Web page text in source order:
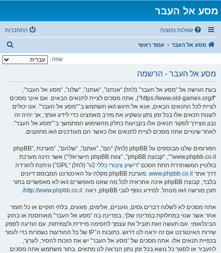
מסע אל העבר
שאלות נפוצות התחברות
מסע אל העבר עמוד ראשי
י
שפה:
מסע אל העבר - הרשמה
בעת הגישה אל “מסע אל העבר” (להלן “אנחנו”, “אותנו”, “שלנו”, “מסע אל העבר”,
“https://www.old-games.org/f”), אתה מסכים לציית לתנאים הבאים. אם אינך מסכים
לציית לכל התנאים הבאים, אנא אל תיגש ו/או תשתמש ב־“מסע אל העבר”. אנו יכולים
לשנות תנאים אלו בכל זמן נתון ונשקיע את מירב מאמצינו כדי לידע אותך, אך יהיה זה
נבון מצידך לסקור תנאים אלו בקביעות כחלק מהשימוש המתמשך ב־“מסע אל העבר”.
לאחר שינויים אתה מסכים לציית לתנאים אלו כאשר הם מעודכנים ו/או מתוקנים.
הפורומים שלנו מבוססים על phpBB (להלן “הם”, “אותם”, “שלהם”, “מערכת phpBB”,
“www.phpbb.co.il”, “קבוצת phpBB”, “צוות phpBB הישראלי”) אשר הינה מערכת
בולטיין המשוחררת תחת הסכם “רישיון ציבורי כללי v2
” (להלן “GPL”) וניתנת להורדה
דרך אתר www.phpbb.co.il
. מערכת phpBB מקלה על האינטרנט המבוסס דיונים
בלבד, קבוצת phpBB אינה אחראית לכל מה שאנו מאפשרים ו/או לא מאפשרים בתור
תוכן מורשה ו/או מנוהל. למידע נוסף לגבי phpBB, ראה:
http://www.phpbb.co.il/
.
אתה מסכים לא לשלוח דברים גסים, גזעניים, אלימים, פוגעים, בלתי חוקיים או כל חומר
אחר אשר שנוי במחלוקת במדינה שלך, במדינה בה “מסע אל העבר” מאוחסנת או בחוק
הבינלאומי. אם תעשה זאת תוביל את עצמך לחסימה מיידית ולצמיתות, עם הודעה לספק
שירות האינטרנט אם זה יראה לנו דרוש. כתובות ה־IP של כל ההודעות נשמרות כדי לעזור
בכפיית תנאים אלו. אתה מסכים של “מסע אל העבר” יש את הזכות להסיר, לערוך,
להעביר או לסגור כל נושא בכל זמן נתון הנראה לנו מתאים. בתור משתמש אתה מסכים